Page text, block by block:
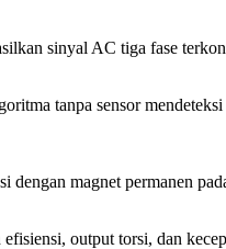
sinyal AC tiga fase
tanpa sensor
dengan magnet permanen
output torsi, dan